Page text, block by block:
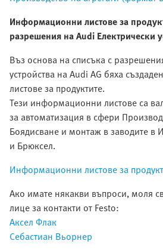
Информационни листове за
разрешения на Audi Електрически
Въз основа на списъка с
устройства на Audi AG бяха
листове за продуктите.
Тези информационни листове са
за автоматизация в сфери
Боядисване и монтаж в заводите в
и Брюксел.
Информационни листове за
Ако имате някакви въпроси, моля
лице за контакти от Festo:
Аксел Флак
Себастиан Вьорнер